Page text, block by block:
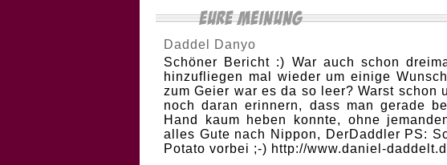
Daddel Danyo
Schöner Bericht :) War auch schon
hinzufliegen mal wieder um einige
zum Geier war es da so leer? Warst schon
noch daran erinnern, dass man gerade
Hand kaum heben konnte, ohne
alles Gute nach Nippon, DerDaddler PS:
Potato vorbei ;-) http://www.daniel-